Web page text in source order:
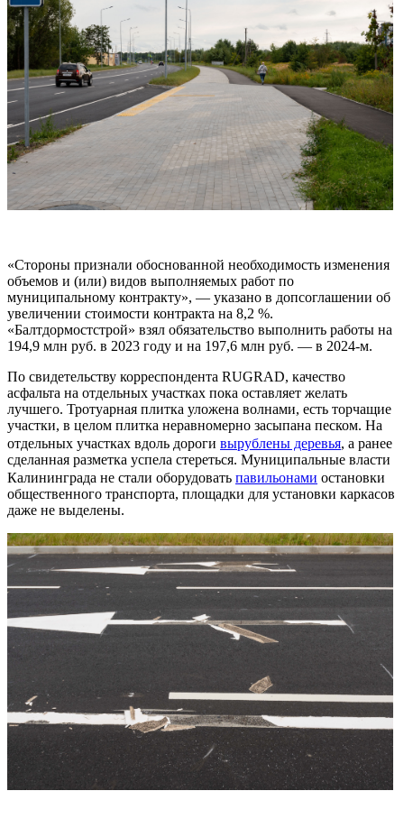
«Стороны признали обоснованной необходимость изменения
объемов и (или) видов выполняемых работ по
муниципальному контракту», — указано в допсоглашении об
увеличении стоимости контракта на 8,2 %.
«Балтдормостстрой» взял обязательство выполнить работы на
194,9 млн руб. в 2023 году и на 197,6 млн руб. — в 2024-м.
По свидетельству корреспондента RUGRAD, качество
асфальта на отдельных участках пока оставляет желать
лучшего. Тротуарная плитка уложена волнами, есть торчащие
участки, в целом плитка неравномерно засыпана песком. На
отдельных участках вдоль дороги вырублены деревья, а ранее
сделанная разметка успела стереться. Муниципальные власти
Калининграда не стали оборудовать павильонами остановки
общественного транспорта, площадки для установки каркасов
даже не выделены.